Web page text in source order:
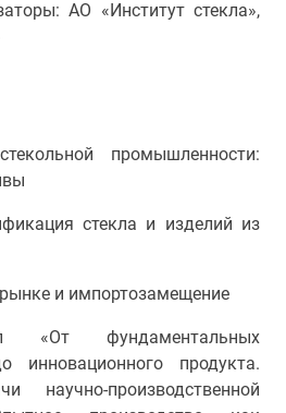
АО «Институт стекла»,
промышленности:
стекла и изделий из
и импортозамещение
«От фундаментальных
инновационного продукта.
производственной